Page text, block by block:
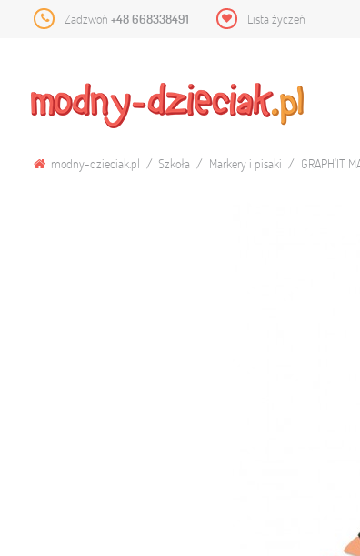
Zadzwoń +48 668338491 Lista życzeń
modny-dzieciak.pl Szkoła Markery i pisaki GRAPH'IT